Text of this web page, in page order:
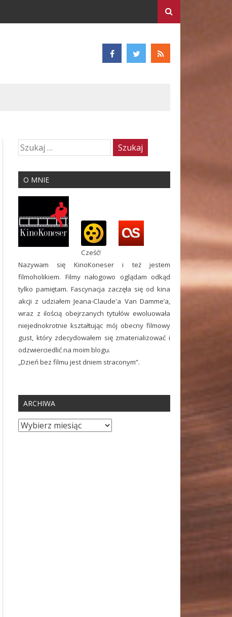
O MNIE
Cześć!
Nazywam się KinoKoneser i też jestem
filmoholikiem. Filmy nałogowo oglądam odkąd
tylko pamiętam. Fascynacja zaczęła się od kina
akcji z udziałem Jeana-Claude'a Van Damme’a,
wraz z ilością obejrzanych tytułów ewoluowała
niejednokrotnie kształtując mój obecny filmowy
gust, który zdecydowałem się zmaterializować i
odzwierciedlić na moim blogu.
„Dzień bez filmu jest dniem straconym”.
ARCHIWA